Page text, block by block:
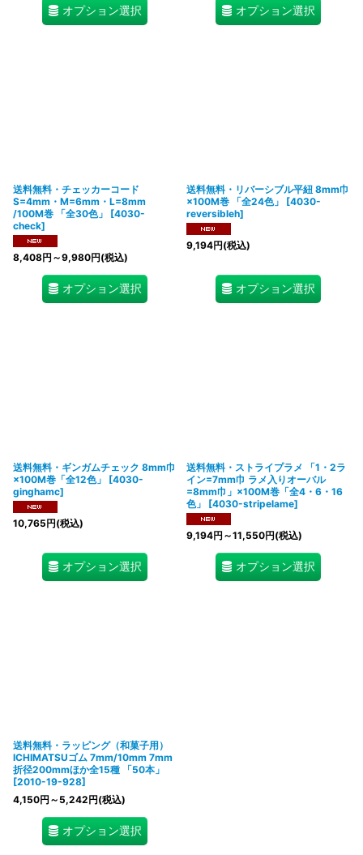
オプション選択 オプション選択
送料無料・チェッカーコード
S=4mm・M=6mm・L=8mm
/100M巻 「全30色」
[4030-
check]
8,408円 ～9,980円(税込)
オプション選択
送料無料・リバーシブル平紐 8mm巾
×100M巻 「全24色」
[4030-
reversibleh]
9,194円(税込)
オプション選択
送料無料・ギンガムチェック 8mm巾
×100M巻「全12色」
[4030-
ginghamc]
10,765円(税込)
オプション選択
送料無料・ストライプラメ 「1・2ラ
イン=7mm巾 ラメ入りオーバル
=8mm巾」×100M巻「全4・6・16
色」
[4030-stripelame]
9,194円 ～11,550円(税込)
オプション選択
送料無料・ラッピング（和菓子用）
ICHIMATSUゴム 7mm/10mm 7mm
折径200mmほか全15種 「50本」
[2010-19-928]
4,150円 ～5,242円(税込)
オプション選択